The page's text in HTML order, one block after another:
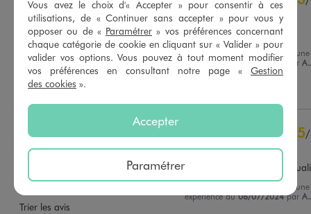
Basé sur4 avis soumis à un
contrôle
Voir tous les avis sur ce site
3
4
3étoiles
1
0
1étoile 0
Trier les avis
Avis vérifié et récompensé
Un peu déçue
Avis du 14/09/2024
, suite à une
expérience du30/08/2024 par
5/
Avis vérifié et récompensé
Très joli et de très bonne
, suite à une
expérience du06/07/2024 par
Vous avez le choix d'« Accepter » pour consentir à ces
utilisations, de « Continuer sans accepter » pour vous y
opposer ou de « Paramétrer » vos préférences concernant
chaque catégorie de cookie en cliquant sur « Valider » pour
valider vos options. Vous pouvez à tout moment modifier
vos préférences en consultant notre page « Gestion
des cookies ».
Accepter
Paramétrer